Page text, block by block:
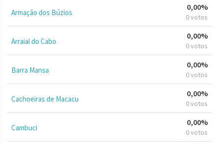
Armação dos Búzios
0,00%
0 votos
Arraial do Cabo
0,00%
0 votos
Barra Mansa
0,00%
0 votos
Cachoeiras de Macacu
0,00%
0 votos
Cambuci
0,00%
0 votos